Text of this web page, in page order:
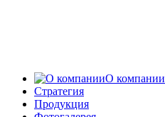
О компании
Стратегия
Продукция